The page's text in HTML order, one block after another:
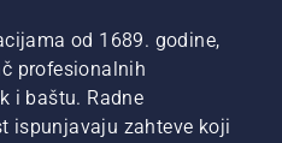
od 1689. godine,
profesionalnih
i baštu. Radne
ispunjavaju zahteve koji